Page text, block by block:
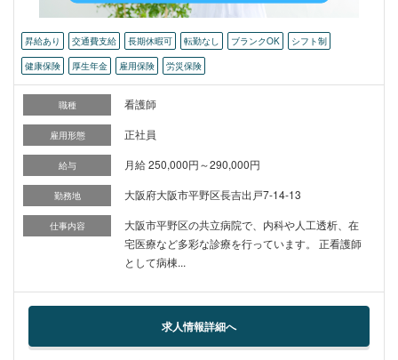
昇給あり 交通費支給 長期休暇可 転勤なし ブランクOK
シフト制
健康保険
厚生年金 雇用保険 労災保険
職種 看護師
雇用形態 正社員
給与 月給 250,000円～290,000円
勤務地 大阪府大阪市平野区長吉出戸7-14-13
仕事内容
大阪市平野区の共立病院で、内科や人工透析、在
宅医療など多彩な診療を行っています。 正看護師
として病棟...
求人情報詳細へ